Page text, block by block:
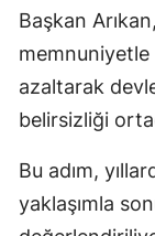
Başkan
memnuniyetle
azaltarak
belirsizliği
Bu adım,
yaklaşımla